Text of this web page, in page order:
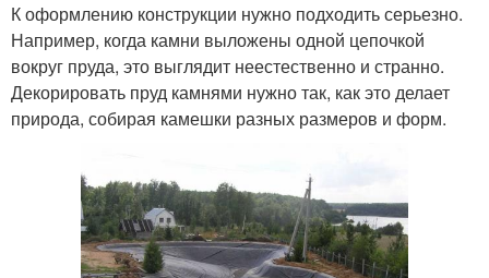
К оформлению конструкции нужно подходить серьезно.
Например, когда камни выложены одной цепочкой
вокруг пруда, это выглядит неестественно и странно.
Декорировать пруд камнями нужно так, как это делает
природа, собирая камешки разных размеров и форм.